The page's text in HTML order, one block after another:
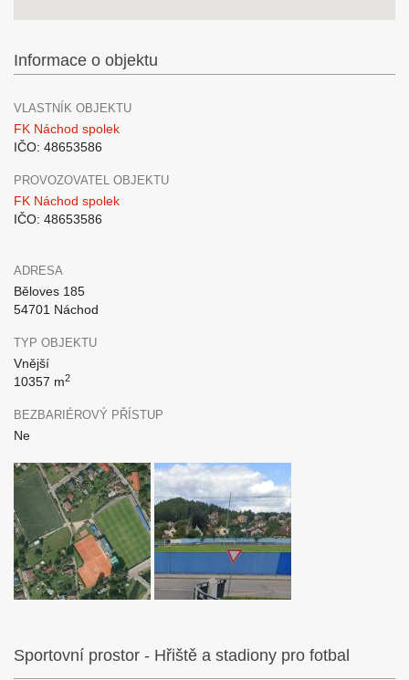
Informace o objektu
VLASTNÍK OBJEKTU
FK Náchod spolek
IČO: 48653586
PROVOZOVATEL OBJEKTU
FK Náchod spolek
IČO: 48653586
ADRESA
Běloves 185
54701 Náchod
TYP OBJEKTU
Vnější
10357 m2
BEZBARIÉROVÝ PŘÍSTUP
Ne
Sportovní prostor - Hřiště a stadiony pro fotbal